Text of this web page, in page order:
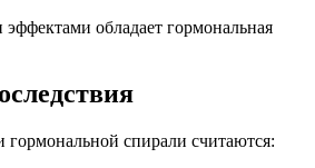
обладает гормональная
спирали считаются: